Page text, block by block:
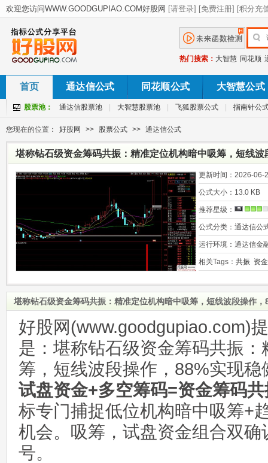
热门搜索： 大智慧 同花顺
首页 通达信公式 同花顺公式 大智慧公式
股票池： 通达信股票池 大智慧股票池 飞狐股票公式 指南针公
您现在的位置： 好股网 >> 股票公式 >> 通达信公式
堪称钻石级资金筹码共振：精准定位机构暗中吸筹，短线波
健盈利！
更新时间： 2026-06-
公式大小： 13.0 KB
推荐星级：
公式分类： 通达信公
运行环境： 通达信金
相关Tags： 共振 资
堪称钻石级资金筹码共振：精准定位机构暗中吸筹，短线波段操作
好股网(www.goodgupiao.com)
是：堪称钻石级资金筹码共振
筹，短线波段操作，88%实现稳
试盘资金+多空筹码=资金筹码
标专门捕捉低位机构暗中吸筹+
机会。吸筹，试盘资金组合双
号。